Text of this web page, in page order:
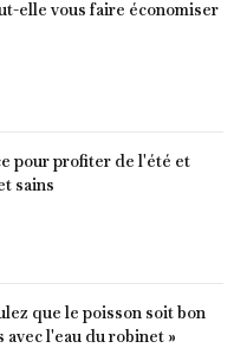
elle vous faire économiser
pour profiter de l'été et
sains
que le poisson soit bon
avec l'eau du robinet »